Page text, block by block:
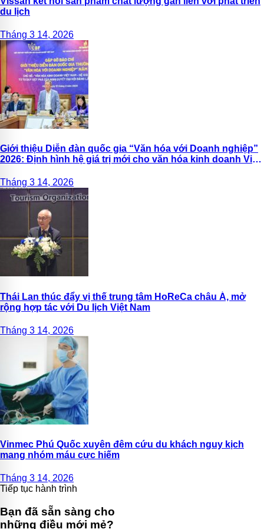
du lịch
Tháng 3 14, 2026
Giới thiệu Diễn đàn quốc gia “Văn hóa với Doanh nghiệp”
2026: Định hình hệ giá trị mới cho văn hóa kinh doanh Việt
Tháng 3 14, 2026
Thái Lan thúc đẩy vị thế trung tâm HoReCa châu Á, mở
rộng hợp tác với Du lịch Việt Nam
Tháng 3 14, 2026
Vinmec Phú Quốc xuyên đêm cứu du khách nguy kịch
mang nhóm máu cực hiếm
Tháng 3 14, 2026
Tiếp tục hành trình
Bạn đã sẵn sàng cho
những điều mới mẻ?